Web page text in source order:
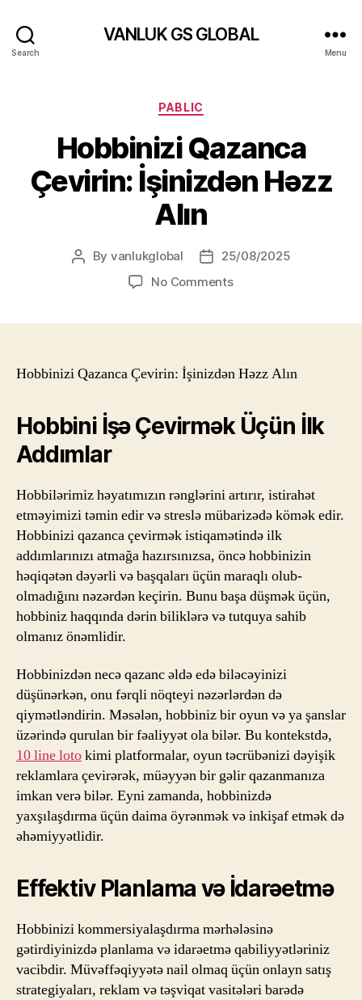
Search
VANLUK GS GLOBAL
Menu
Categories
PABLIC
Hobbinizi Qazanca
Çevirin: İşinizdən Həzz
Alın
Post
By vanlukglobal
Post25/08/2025
No Commentson
Həzz
Hobbinizi Qazanca Çevirin: İşinizdən Həzz Alın
Hobbini İşə Çevirmək Üçün İlk
Addımlar
Hobbilərimiz həyatımızın rənglərini artırır, istirahət
etməyimizi təmin edir və streslə mübarizədə kömək edir.
Hobbinizi qazanca çevirmək istiqamətində ilk
addımlarınızı atmağa hazırsınızsa, öncə hobbinizin
həqiqətən dəyərli və başqaları üçün maraqlı olub-
olmadığını nəzərdən keçirin. Bunu başa düşmək üçün,
hobbiniz haqqında dərin biliklərə və tutquya sahib
olmanız önəmlidir.
Hobbinizdən necə qazanc əldə edə biləcəyinizi
düşünərkən, onu fərqli nöqteyi nəzərlərdən də
qiymətləndirin. Məsələn, hobbiniz bir oyun və ya şanslar
üzərində qurulan bir fəaliyyət ola bilər. Bu kontekstdə,
10 line lotokimi platformalar, oyun təcrübənizi dəyişik
reklamlara çevirərək, müəyyən bir gəlir qazanmanıza
imkan verə bilər. Eyni zamanda, hobbinizdə
yaxşılaşdırma üçün daima öyrənmək və inkişaf etmək də
əhəmiyyətlidir.
Effektiv Planlama və İdarəetmə
Hobbinizi kommersiyalaşdırma mərhələsinə
gətirdiyinizdə planlama və idarəetmə qabiliyyətləriniz
vacibdir. Müvəffəqiyyətə nail olmaq üçün onlayn satış
strategiyaları, reklam və təşviqat vasitələri barədə